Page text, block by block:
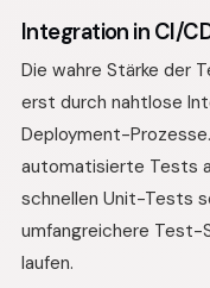
Integration in CI/
Die wahre Stärke der
erst durch nahtlose
Deployment-
automatisierte Tests
schnellen Unit-Tests
umfangreichere Test-
laufen.